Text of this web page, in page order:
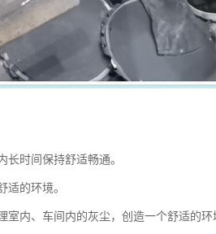
时间保持舒适畅通。
的环境。
内、车间内的灰尘，创造一个舒适的环